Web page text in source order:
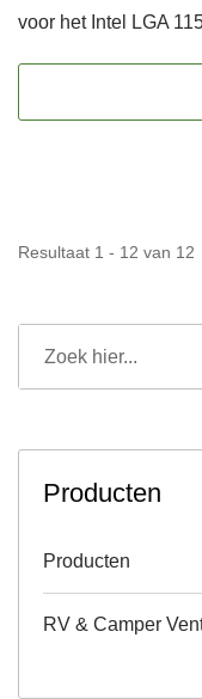
voor het Intel LGA
Resultaat 1 - 12 van 12
Producten
Producten
RV & Camper